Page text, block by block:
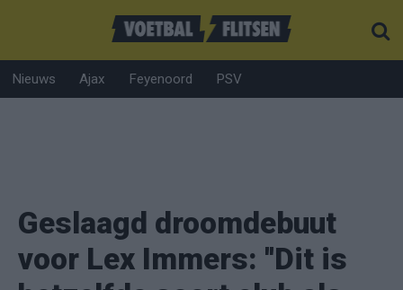
Nieuws Ajax Feyenoord PSV
Geslaagd droomdebuut
voor Lex Immers: ''Dit is